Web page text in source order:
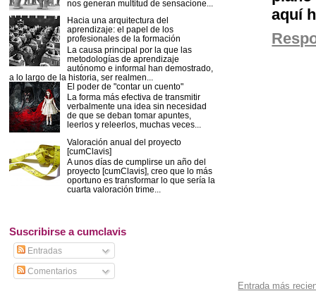
aquí
Entrada más
nos generan multitud de sensacione...
Hacia una arquitectura del
aprendizaje: el papel de los
profesionales de la formación
La causa principal por la que las
metodologías de aprendizaje
autónomo e informal han demostrado,
a lo largo de la historia, ser realmen...
El poder de "contar un cuento"
La forma más efectiva de transmitir
verbalmente una idea sin necesidad
de que se deban tomar apuntes,
leerlos y releerlos, muchas veces...
Valoración anual del proyecto
[cumClavis]
A unos días de cumplirse un año del
proyecto [cumClavis], creo que lo más
oportuno es transformar lo que sería la
cuarta valoración trime...
Suscribirse a cumclavis
Entradas
Comentarios